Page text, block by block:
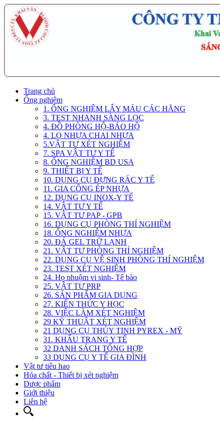
Trang chủ
Ống nghiệm
1. ỐNG NGHIỆM LẤY MÁU CÁC HÃNG
3. TEST NHANH SÀNG LỌC
4. ĐỒ PHÒNG HỘ-BẢO HỘ
4. LỌ NHỰA CHAI NHỰA
5.VẬT TƯ XÉT NGHIỆM
7. SPA VẬT TƯ Y TẾ
8. ỐNG NGHIỆM BD USA
9. THIẾT BỊ Y TẾ
10. DỤNG CỤ ĐỰNG RÁC Y TẾ
11. GIA CÔNG ÉP NHỰA
12. DỤNG CỤ INOX-Y TẾ
14. VẬT TƯ Y TẾ
15. VẬT TƯ PAP - GPB
16. DỤNG CỤ PHÒNG THÍ NGHIỆM
18. ỐNG NGHIỆM NHỰA
20. ĐÁ GEL TRỮ LẠNH
21. VẬT TƯ PHÒNG THÍ NGHIỆM
22. DỤNG CỤ VỆ SINH PHÒNG THÍ NGHIỆM
23. TEST XÉT NGHIỆM
24. Họ nhuộm vi sinh- Tế bào
25. VẬT TƯ PRP
26. SẢN PHẨM GIA DỤNG
27. KIẾN THỨC Y HỌC
28. VIỆC LÀM XÉT NGHIỆM
29 KỸ THUẬT XÉT NGHIỆM
21 DỤNG CỤ THỦY TINH PYREX - MỸ
31. KHẨU TRANG Y TẾ
32 DANH SÁCH TỔNG HỢP
33 DỤNG CỤ Y TẾ GIA ĐÌNH
Vật tư tiêu hao
Hóa chất - Thiết bị xét nghiệm
Dược phẩm
Giới thiệu
Liên hệ